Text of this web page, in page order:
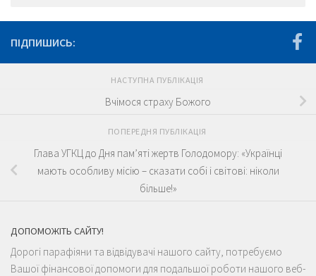
ПІДПИШИСЬ:
НАСТУПНА ПУБЛІКАЦІЯ
Вчімося страху Божого
ПОПЕРЕДНЯ ПУБЛІКАЦІЯ
Глава УГКЦ до Дня пам’яті жертв Голодомору: «Українці
мають особливу місію – сказати собі і світові: ніколи
більше!»
ДОПОМОЖІТЬ САЙТУ!
Дорогі парафіяни та відвідувачі нашого сайту, потребуємо
Вашої фінансової допомоги для подальшої роботи нашого веб-